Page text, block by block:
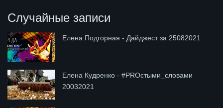
Случайные записи
Елена Подгорная - Дайджест за 25082021
Елена Кудренко - #PROстыми_словами
20032021